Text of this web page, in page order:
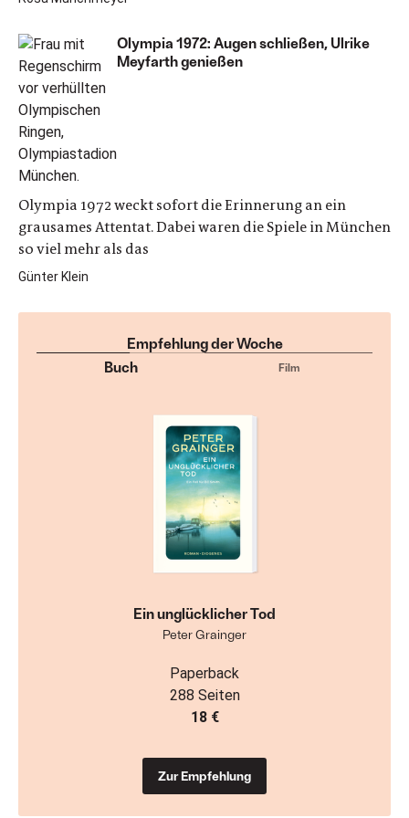
Olympia 1972: Augen schließen, Ulrike
Meyfarth genießen
Olympia 1972 weckt sofort die Erinnerung an ein
grausames Attentat. Dabei waren die Spiele in München
so viel mehr als das
Günter Klein
Empfehlung der Woche
Buch
Film
Ein unglücklicher Tod
Peter Grainger
Paperback
288 Seiten
18 €
Zur Empfehlung